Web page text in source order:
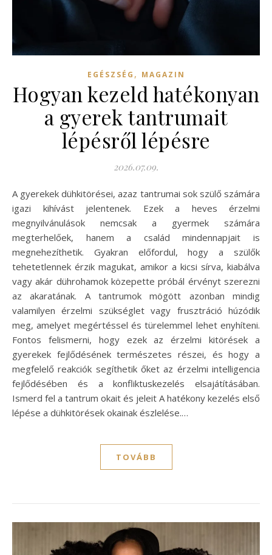
EGÉSZSÉG , MAGAZIN
Hogyan kezeld hatékonyan
a gyerek tantrumait
lépésről lépésre
2026.07.09.
A gyerekek dühkitörései, azaz tantrumai sok szülő számára
igazi kihívást jelentenek. Ezek a heves érzelmi
megnyilvánulások nemcsak a gyermek számára
megterhelőek, hanem a család mindennapjait is
megnehezíthetik. Gyakran előfordul, hogy a szülők
tehetetlennek érzik magukat, amikor a kicsi sírva, kiabálva
vagy akár dührohamok közepette próbál érvényt szerezni
az akaratának. A tantrumok mögött azonban mindig
valamilyen érzelmi szükséglet vagy frusztráció húzódik
meg, amelyet megértéssel és türelemmel lehet enyhíteni.
Fontos felismerni, hogy ezek az érzelmi kitörések a
gyerekek fejlődésének természetes részei, és hogy a
megfelelő reakciók segíthetik őket az érzelmi intelligencia
fejlődésében és a konfliktuskezelés elsajátításában.
Ismerd fel a tantrum okait és jeleit A hatékony kezelés első
lépése a dühkitörések okainak észlelése.…
TOVÁBB